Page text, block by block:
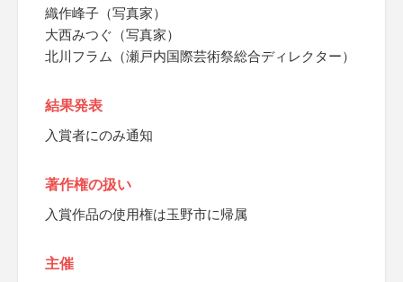
織作峰子（写真家）
大西みつぐ（写真家）
北川フラム（瀬戸内国際芸術祭総合ディレクター）
結果発表
入賞者にのみ通知
著作権の扱い
入賞作品の使用権は玉野市に帰属
主催